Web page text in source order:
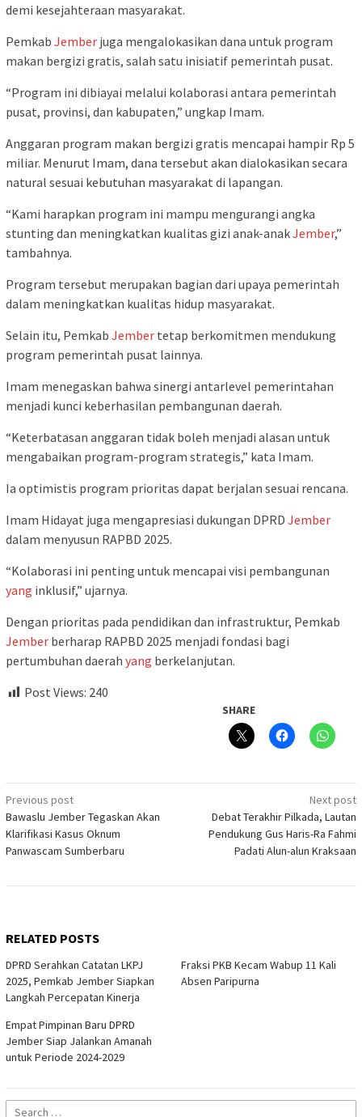
demi kesejahteraan masyarakat.
Pemkab Jember juga mengalokasikan dana untuk program
makan bergizi gratis, salah satu inisiatif pemerintah pusat.
“Program ini dibiayai melalui kolaborasi antara pemerintah
pusat, provinsi, dan kabupaten,” ungkap Imam.
Anggaran program makan bergizi gratis mencapai hampir Rp 5
miliar. Menurut Imam, dana tersebut akan dialokasikan secara
natural sesuai kebutuhan masyarakat di lapangan.
“Kami harapkan program ini mampu mengurangi angka
stunting dan meningkatkan kualitas gizi anak-anakJember,”
tambahnya.
Program tersebut merupakan bagian dari upaya pemerintah
dalam meningkatkan kualitas hidup masyarakat.
Selain itu, Pemkab Jember tetap berkomitmen mendukung
program pemerintah pusat lainnya.
Imam menegaskan bahwa sinergi antarlevel pemerintahan
menjadi kunci keberhasilan pembangunan daerah.
“Keterbatasan anggaran tidak boleh menjadi alasan untuk
mengabaikan program-program strategis,” kata Imam.
Ia optimistis program prioritas dapat berjalan sesuai rencana.
Imam Hidayat juga mengapresiasi dukungan DPRD Jember
dalam menyusun RAPBD 2025.
“Kolaborasi ini penting untuk mencapai visi pembangunan
yang inklusif,” ujarnya.
Dengan prioritas pada pendidikan dan infrastruktur, Pemkab
Jember berharap RAPBD 2025 menjadi fondasi bagi
pertumbuhan daerah yang berkelanjutan.
Post Views: 240
SHARE
Post
navigation
Previous post
Bawaslu Jember Tegaskan Akan
Klarifikasi Kasus Oknum
Panwascam Sumberbaru
Next post
Debat Terakhir Pilkada, Lautan
Pendukung Gus Haris-Ra Fahmi
Padati Alun-alun Kraksaan
RELATED POSTS
DPRD Serahkan Catatan LKPJ
2025, Pemkab Jember Siapkan
Langkah Percepatan Kinerja
Fraksi PKB Kecam Wabup 11 Kali
Absen Paripurna
Empat Pimpinan Baru DPRD
Jember Siap Jalankan Amanah
untuk Periode 2024-2029
Search